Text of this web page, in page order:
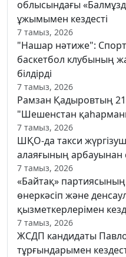
облысындағы
ұжымымен кездесті
7 тамыз, 2026
"Нашар нәтиже": Спорт
баскетбол клубының
білдірді
7 тамыз, 2026
Рамзан Қадыровтың
"Шешенстан
7 тамыз, 2026
ШҚО-да такси
алаяғының арбауынан
7 тамыз, 2026
«Байтақ» партиясының
өнеркәсіп және
қызметкерлерімен
7 тамыз, 2026
ЖСДП кандидаты
тұрғындарымен